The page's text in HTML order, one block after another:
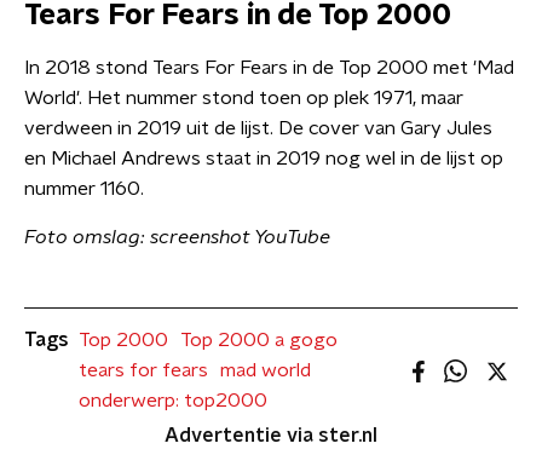
Tears For Fears in de Top 2000
In 2018 stond Tears For Fears in de Top 2000 met 'Mad
World'. Het nummer stond toen op plek 1971, maar
verdween in 2019 uit de lijst. De cover van Gary Jules
en Michael Andrews staat in 2019 nog wel in de lijst op
nummer 1160.
Foto omslag: screenshot YouTube
Tags Top 2000
Top 2000 a gogo
tears for fears
mad world
onderwerp: top2000
Advertentie via ster.nl